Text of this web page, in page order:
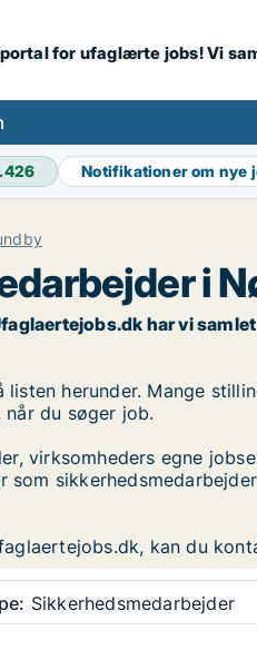
portal for ufaglærte jobs! Vi
Notifikationer om nye
i
har vi
listen herunder. Mange
du søger job.
virksomheders egne
kan du
Sikkerhedsmedarbejder